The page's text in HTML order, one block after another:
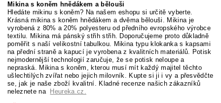
Mikina s koněm hnědákem a bělouši
Hledáte mikinu s koněm? Na našem eshopu si určitě vyberte.
Krásná mikina s koněm hnědákem a dvěma bělouši. Mikina je
vyrobená z 80% a 20% polyesteru od předního evropského výrobce
textilu. Mikina má pánský střih střih. Doporučujeme proto důkladně
poměřit s naší velikostní tabulkou. Mikina typu klokanka s kapsami
na přední straně a kapucí je vyrobena z kvalitních materiálů. Potisk
nejmodernější technologií zaručuje, že se potisk neloupe a
nepraská. Mikina s koněm, kterou musí mít každý majitel těchto
ušlechtilých zvířat nebo jejich milovník. Kupte si ji i vy a přesvědčte
se, jak je naše zboží kvalitní. Kladné recenze našich zákazníků
neleznete na Heureka.cz.